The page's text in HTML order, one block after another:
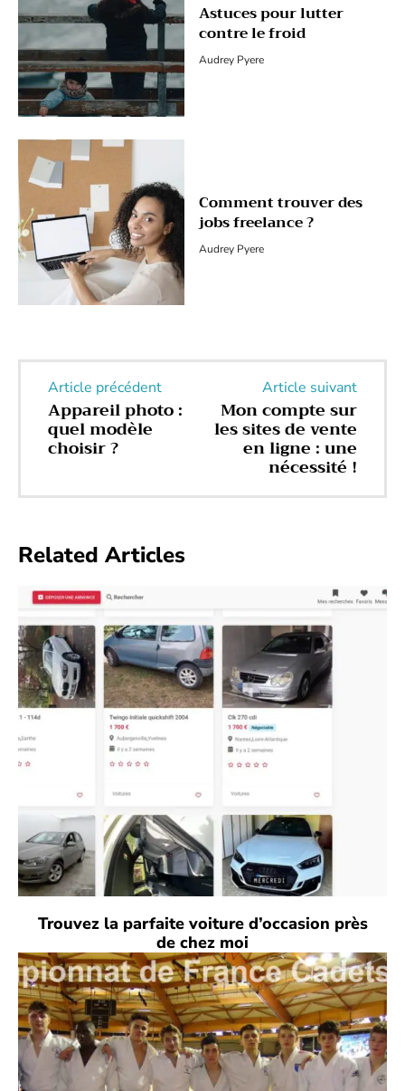
Astuces pour lutter
contre le froid
Audrey Pyere
Comment trouver des
jobs freelance ?
Audrey Pyere
Article précédent
Appareil photo :
quel modèle
choisir ?
Article suivant
Mon compte sur
les sites de vente
en ligne : une
nécessité !
Related Articles
Trouvez la parfaite voiture d’occasion près
de chez moi